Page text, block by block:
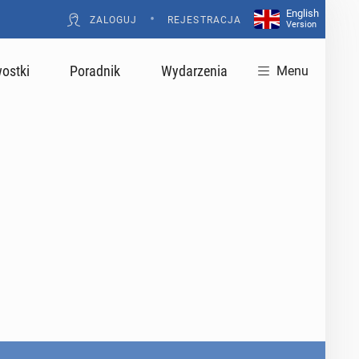
ZALOGUJ • REJESTRACJA
English
Version
Poradnik Wydarzenia Menu